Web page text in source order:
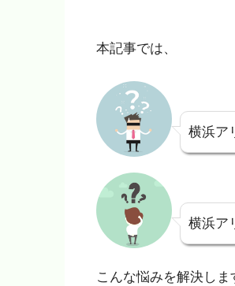
本記事では、
横浜ア
横浜ア
こんな悩みを解決しま